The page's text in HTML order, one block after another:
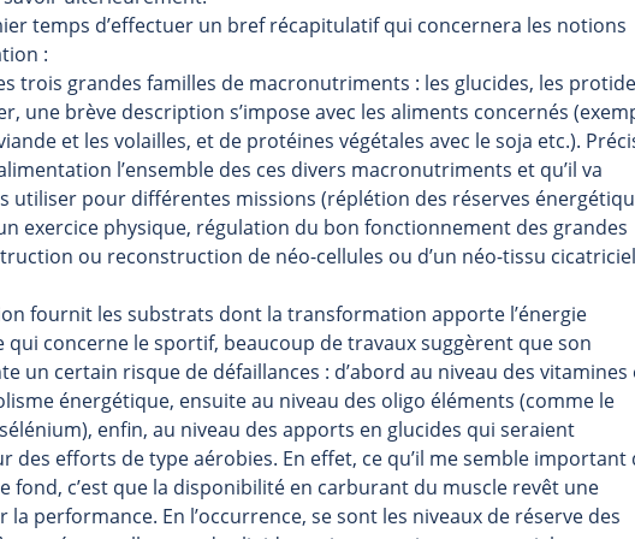
temps d’effectuer un bref récapitulatif qui concernera les notions
:
trois grandes familles de macronutriments : les glucides, les
une brève description s’impose avec les aliments concernés
et les volailles, et de protéines végétales avec le soja etc.).
l’ensemble des ces divers macronutriments et qu’il va
utiliser pour différentes missions (réplétion des réserves
exercice physique, régulation du bon fonctionnement des grandes
ou reconstruction de néo-cellules ou d’un néo-tissu cicatriciel
fournit les substrats dont la transformation apporte l’énergie
qui concerne le sportif, beaucoup de travaux suggèrent que son
un certain risque de défaillances : d’abord au niveau des vitamines
énergétique, ensuite au niveau des oligo éléments (comme le
enfin, au niveau des apports en glucides qui seraient
efforts de type aérobies. En effet, ce qu’il me semble important
fond, c’est que la disponibilité en carburant du muscle revêt une
performance. En l’occurrence, se sont les niveaux de réserve des